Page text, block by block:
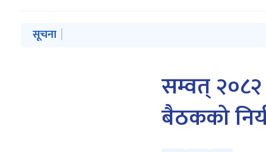
मुख्य नेभिगेसनमा जानुहोस्
सूचना
सम्वत् २०८२
बैठकको